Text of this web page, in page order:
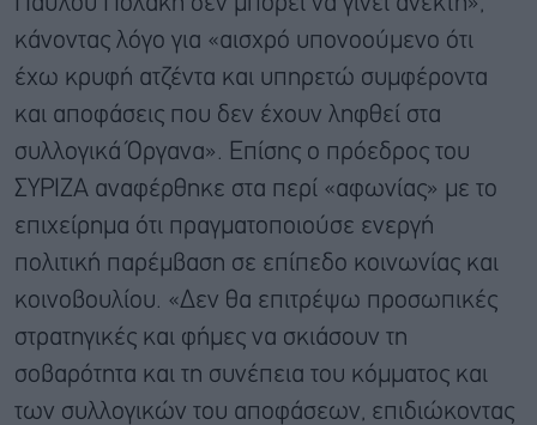
κάνοντας λόγο για «αισχρό υπονοούμενο ότι
έχω κρυφή ατζέντα και υπηρετώ συμφέροντα
και αποφάσεις που δεν έχουν ληφθεί στα
συλλογικά Όργανα». Επίσης ο πρόεδρος του
ΣΥΡΙΖΑ αναφέρθηκε στα περί «αφωνίας» με το
επιχείρημα ότι πραγματοποιούσε ενεργή
πολιτική παρέμβαση σε επίπεδο κοινωνίας και
κοινοβουλίου. «Δεν θα επιτρέψω προσωπικές
στρατηγικές και φήμες να σκιάσουν τη
σοβαρότητα και τη συνέπεια του κόμματος και
των συλλογικών του αποφάσεων, επιδιώκοντας